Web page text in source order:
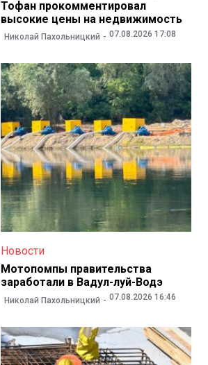
Тофан прокомментировал
высокие цены на недвижимость
Николай Пахольницкий 07.08.2026 17:08
Новости
Мотопомпы правительства
заработали в Вадул-луй-Водэ
Николай Пахольницкий 07.08.2026 16:46